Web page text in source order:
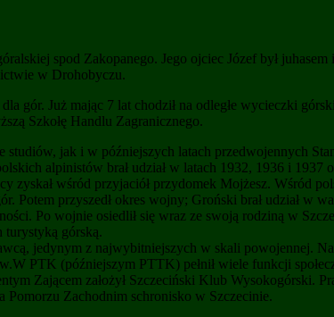
spod Zakopanego. Jego ojciec Józef był
w Drohobyczu.
gór. Już mając 7 lat chodził na odległe wycieczki
Szkołę Handlu Zagranicznego.
jak i w późniejszych latach przedwojennych
alpinistów brał udział w latach 1932, 1936 i
wśród przyjaciół przydomek Mojżesz. Wśród
Potem przyszedł okres wojny; Groński brał udział w
Po wojnie osiedlił się wraz ze swoją rodziną w
turystyką górską.
jedynym z najwybitniejszych w skali powojennej.
PTK (późniejszym PTTK) pełnił wiele funkcji
Zającem założył Szczeciński Klub
Pomorzu Zachodnim schronisko w Szczecinie.